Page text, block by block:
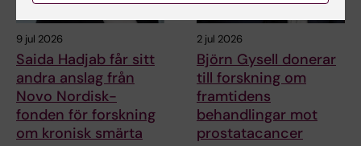
9 jul 2026
Saida Hadjab får sitt
andra anslag från
Novo Nordisk-
fonden för forskning
om kronisk smärta
2 jul 2026
Björn Gysell donerar
till forskning om
framtidens
behandlingar mot
prostatacancer